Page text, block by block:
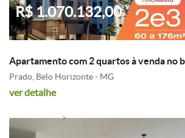
R$ 1.070.132,00
Apartamento com 2 quartos à venda no
Prado, Belo Horizonte - MG
ver detalhe